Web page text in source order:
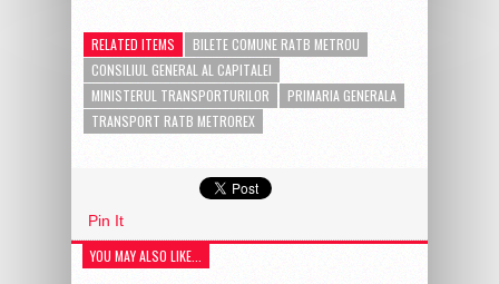
RELATED ITEMS
BILETE COMUNE RATB METROU
CONSILIUL GENERAL AL CAPITALEI
MINISTERUL TRANSPORTURILOR
PRIMARIA GENERALA
TRANSPORT RATB METROREX
Pin It
YOU MAY ALSO LIKE...